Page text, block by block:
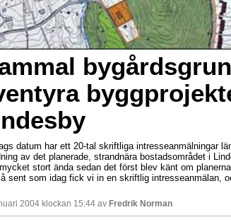
datum har ett 20-tal skriftliga intresseanmälningar
av det planerade, strandnära bostadsområdet i
stort ända sedan det först blev känt om
sent som idag fick vi in en skriftlig intresseanmälan,
2004 klockan 15:44 av Fredrik Norman